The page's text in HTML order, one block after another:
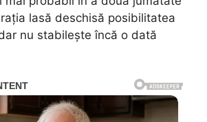
lasă deschisă posibilitatea
nu stabilește încă o dată